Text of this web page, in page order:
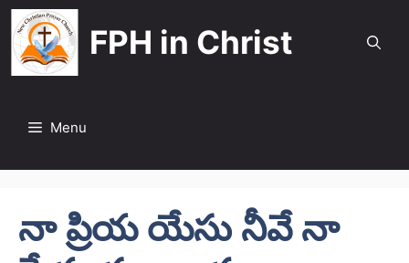
Skip
to
content
FPH in Christ
Menu
నా ప్రియ యేసు నీవే నా